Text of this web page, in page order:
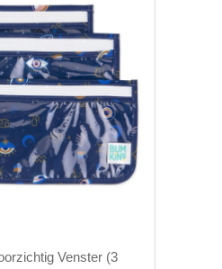
Venster (3